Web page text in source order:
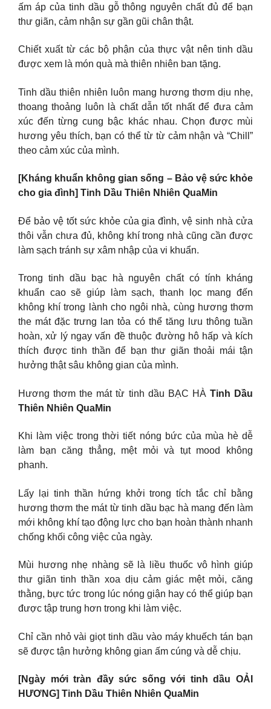
ấm áp của tinh dầu gỗ thông nguyên chất đủ để bạn
thư giãn, cảm nhận sự gần gũi chân thật.
Chiết xuất từ các bộ phận của thực vật nên tinh dầu
được xem là món quà mà thiên nhiên ban tặng.
Tinh dầu thiên nhiên luôn mang hương thơm dịu nhẹ,
thoang thoảng luôn là chất dẫn tốt nhất để đưa cảm
xúc đến từng cung bậc khác nhau. Chọn được mùi
hương yêu thích, bạn có thể từ từ cảm nhận và “Chill”
theo cảm xúc của mình.
[Kháng khuẩn không gian sống – Bảo vệ sức khỏe
cho gia đình] Tinh Dầu Thiên Nhiên QuaMin
Để bảo vệ tốt sức khỏe của gia đình, vệ sinh nhà cửa
thôi vẫn chưa đủ, không khí trong nhà cũng cần được
làm sạch tránh sự xâm nhập của vi khuẩn.
Trong tinh dầu bạc hà nguyên chất có tính kháng
khuẩn cao sẽ giúp làm sạch, thanh lọc mang đến
không khí trong lành cho ngôi nhà, cùng hương thơm
the mát đặc trưng lan tỏa có thể tăng lưu thông tuần
hoàn, xử lý ngay vấn đề thuộc đường hô hấp và kích
thích được tinh thần để bạn thư giãn thoải mái tận
hưởng thật sâu không gian của mình.
Hương thơm the mát từ tinh dầu BẠC HÀ Tinh Dầu
Thiên Nhiên QuaMin
Khi làm việc trong thời tiết nóng bức của mùa hè dễ
làm bạn căng thẳng, mệt mỏi và tụt mood không
phanh.
Lấy lại tinh thần hứng khởi trong tích tắc chỉ bằng
hương thơm the mát từ tinh dầu bạc hà mang đến làm
mới không khí tạo động lực cho bạn hoàn thành nhanh
chống khối công việc của ngày.
Mùi hương nhẹ nhàng sẽ là liều thuốc vô hình giúp
thư giãn tinh thần xoa dịu cảm giác mệt mỏi, căng
thằng, bực tức trong lúc nóng giận hay có thể giúp bạn
được tập trung hơn trong khi làm việc.
Chỉ cần nhỏ vài giọt tinh dầu vào máy khuếch tán bạn
sẽ được tận hưởng không gian ấm cúng và dễ chịu.
[Ngày mới tràn đầy sức sống với tinh dầu OẢI
HƯƠNG] Tinh Dầu Thiên Nhiên QuaMin